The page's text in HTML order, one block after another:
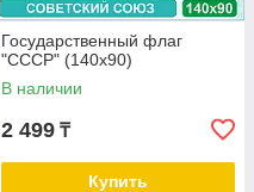
Государственный флаг
"СССР" (140х90)
В наличии
2 499 ₸
Купить